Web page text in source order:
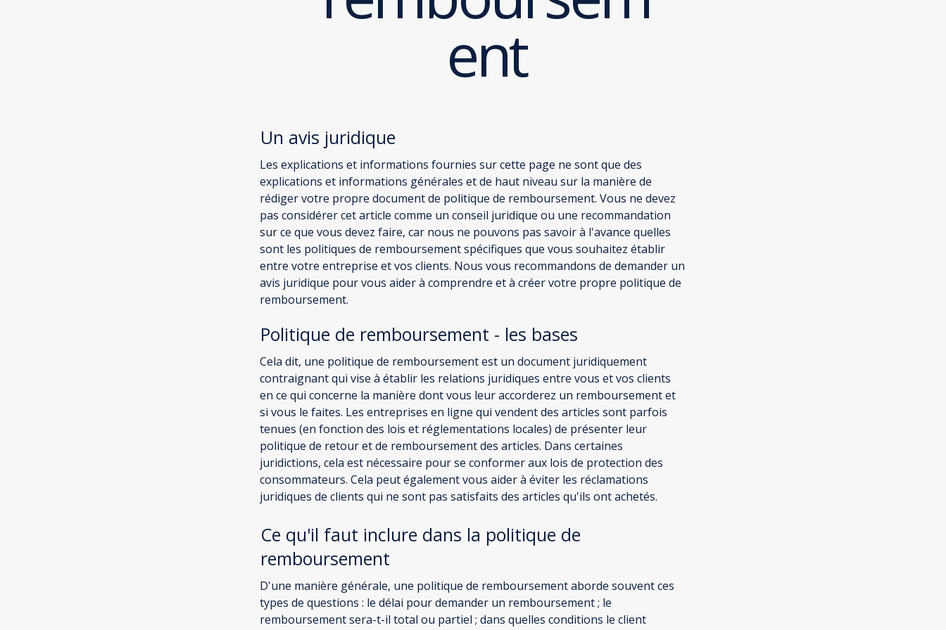
ent
Un avis juridique
Les explications et informations fournies sur cette page ne sont que des
explications et informations générales et de haut niveau sur la manière de
rédiger votre propre document de politique de remboursement. Vous ne devez
pas considérer cet article comme un conseil juridique ou une recommandation
sur ce que vous devez faire, car nous ne pouvons pas savoir à l'avance quelles
sont les politiques de remboursement spécifiques que vous souhaitez établir
entre votre entreprise et vos clients. Nous vous recommandons de demander un
avis juridique pour vous aider à comprendre et à créer votre propre politique de
remboursement.
Politique de remboursement - les bases
Cela dit, une politique de remboursement est un document juridiquement
contraignant qui vise à établir les relations juridiques entre vous et vos clients
en ce qui concerne la manière dont vous leur accorderez un remboursement et
si vous le faites. Les entreprises en ligne qui vendent des articles sont parfois
tenues (en fonction des lois et réglementations locales) de présenter leur
politique de retour et de remboursement des articles. Dans certaines
juridictions, cela est nécessaire pour se conformer aux lois de protection des
consommateurs. Cela peut également vous aider à éviter les réclamations
juridiques de clients qui ne sont pas satisfaits des articles qu'ils ont achetés.
Ce qu'il faut inclure dans la politique de
remboursement
D'une manière générale, une politique de remboursement aborde souvent ces
types de questions : le délai pour demander un remboursement ; le
remboursement sera-t-il total ou partiel ; dans quelles conditions le client